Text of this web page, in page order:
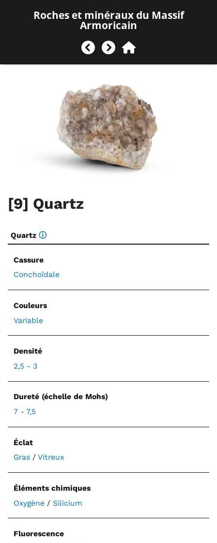
Roches et minéraux du Massif
Armoricain
[9] Quartz
Quartz ⓘ
Cassure
Conchoïdale
Couleurs
Variable
Densité
2,5 - 3
Dureté (échelle de Mohs)
7 - 7,5
Éclat
Gras/ Vitreux
Éléments chimiques
Oxygène/ Silicium
Fluorescence